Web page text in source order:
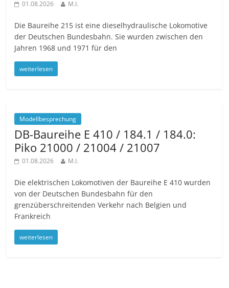
01.08.2026 M.I.
Die Baureihe 215 ist eine dieselhydraulische Lokomotive
der Deutschen Bundesbahn. Sie wurden zwischen den
Jahren 1968 und 1971 für den
weiterlesen
Modellbesprechung
DB-Baureihe E 410 / 184.1 / 184.0:
Piko 21000 / 21004 / 21007
01.08.2026 M.I.
Die elektrischen Lokomotiven der Baureihe E 410 wurden
von der Deutschen Bundesbahn für den
grenzüberschreitenden Verkehr nach Belgien und
Frankreich
weiterlesen